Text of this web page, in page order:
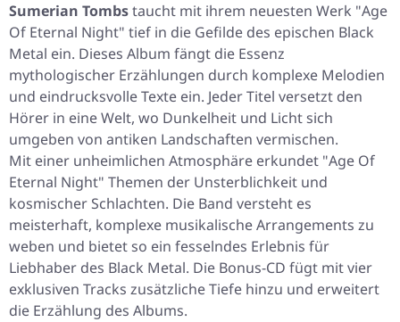
Sumerian Tombstaucht mit ihrem neuesten Werk "Age
Of Eternal Night" tief in die Gefilde des epischen Black
Metal ein. Dieses Album fängt die Essenz
mythologischer Erzählungen durch komplexe Melodien
und eindrucksvolle Texte ein. Jeder Titel versetzt den
Hörer in eine Welt, wo Dunkelheit und Licht sich
umgeben von antiken Landschaften vermischen.
Mit einer unheimlichen Atmosphäre erkundet "Age Of
Eternal Night" Themen der Unsterblichkeit und
kosmischer Schlachten. Die Band versteht es
meisterhaft, komplexe musikalische Arrangements zu
weben und bietet so ein fesselndes Erlebnis für
Liebhaber des Black Metal. Die Bonus-CD fügt mit vier
exklusiven Tracks zusätzliche Tiefe hinzu und erweitert
die Erzählung des Albums.